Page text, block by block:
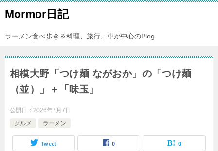
Mormor日記
ラーメン食べ歩き＆料理、旅行、車が中心のBlog
相模大野「つけ麺 ながおか」の「つけ麺
（並）」＋「味玉」
公開日： 2026年7月7日
グルメ
ラーメン
Tweet 0 0